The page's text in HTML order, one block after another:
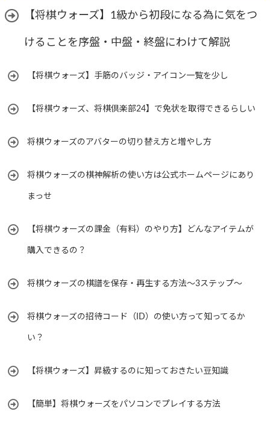
【将棋ウォーズ】1級から初段になる為に気をつ
けることを序盤・中盤・終盤にわけて解説
【将棋ウォーズ】手筋のバッジ・アイコン一覧を少し
【将棋ウォーズ、将棋倶楽部24】で免状を取得できるらしい
将棋ウォーズのアバターの切り替え方と増やし方
将棋ウォーズの棋神解析の使い方は公式ホームページにあり
まっせ
【将棋ウォーズの課金（有料）のやり方】どんなアイテムが
購入できるの？
将棋ウォーズの棋譜を保存・再生する方法～3ステップ～
将棋ウォーズの招待コード（ID）の使い方って知ってるか
い？
【将棋ウォーズ】昇級するのに知っておきたい豆知識
【簡単】将棋ウォーズをパソコンでプレイする方法